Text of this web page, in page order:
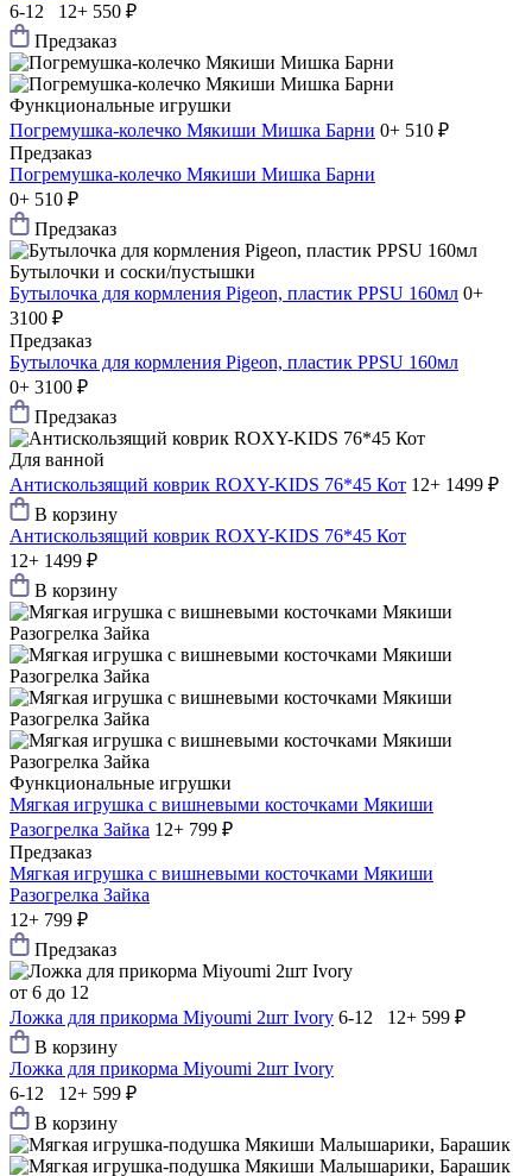
6-12 12+ 550 ₽
Предзаказ
Функциональные игрушки
Погремушка-колечко Мякиши Мишка Барни 0+ 510 ₽
Предзаказ
Погремушка-колечко Мякиши Мишка Барни
0+ 510 ₽
Предзаказ
Бутылочки и соски/пустышки
Бутылочка для кормления Pigeon, пластик PPSU 160мл 0+
3100 ₽
Предзаказ
Бутылочка для кормления Pigeon, пластик PPSU 160мл
0+ 3100 ₽
Предзаказ
Для ванной
Антискользящий коврик ROXY-KIDS 76*45 Кот 12+ 1499 ₽
В корзину
Антискользящий коврик ROXY-KIDS 76*45 Кот
12+ 1499 ₽
В корзину
Функциональные игрушки
Мягкая игрушка с вишневыми косточками Мякиши
Разогрелка Зайка 12+ 799 ₽
Предзаказ
Мягкая игрушка с вишневыми косточками Мякиши
Разогрелка Зайка
12+ 799 ₽
Предзаказ
от 6 до 12
Ложка для прикорма Мiyoumi 2шт Ivory 6-12 12+ 599 ₽
В корзину
Ложка для прикорма Мiyoumi 2шт Ivory
6-12 12+ 599 ₽
В корзину